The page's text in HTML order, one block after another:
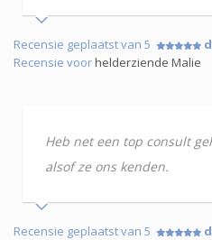
Recensie geplaatst van 5
Recensie voorhelderziende Malie
Heb net een top consult
alsof ze ons kenden.
Recensie geplaatst van 5